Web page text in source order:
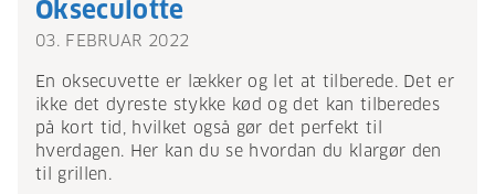
Okseculotte
03. FEBRUAR 2022
En oksecuvette er lækker og let at tilberede. Det er
ikke det dyreste stykke kød og det kan tilberedes
på kort tid, hvilket også gør det perfekt til
hverdagen. Her kan du se hvordan du klargør den
til grillen.